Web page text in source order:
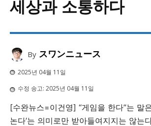
세상과 소통하다
By スワンニュース
2025년 04월 11일
수정 송고: 2025년 04월 11일
[수완뉴스=이건영] “게임을 한다”는 말
논다’는 의미로만 받아들여지지는 않는